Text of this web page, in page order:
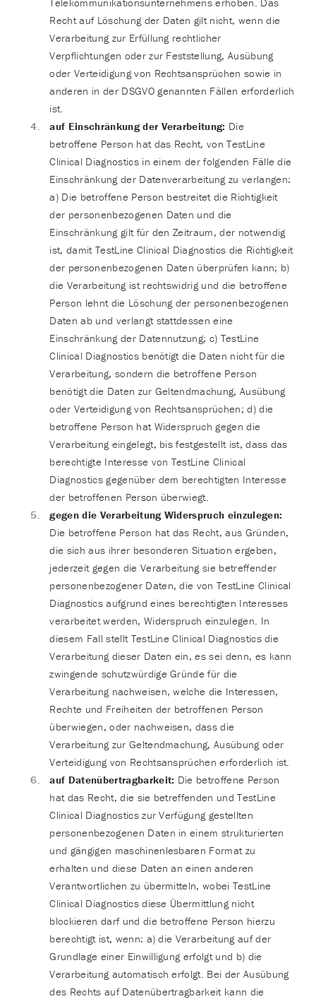
Recht auf Löschung der Daten gilt nicht, wenn die
Verarbeitung zur Erfüllung rechtlicher
Verpflichtungen oder zur Feststellung, Ausübung
oder Verteidigung von Rechtsansprüchen sowie in
anderen in der DSGVO genannten Fällen erforderlich
ist.
auf Einschränkung der Verarbeitung: Die
betroffene Person hat das Recht, von TestLine
Clinical Diagnostics in einem der folgenden Fälle die
Einschränkung der Datenverarbeitung zu verlangen:
a) Die betroffene Person bestreitet die Richtigkeit
der personenbezogenen Daten und die
Einschränkung gilt für den Zeitraum, der notwendig
ist, damit TestLine Clinical Diagnostics die Richtigkeit
der personenbezogenen Daten überprüfen kann; b)
die Verarbeitung ist rechtswidrig und die betroffene
Person lehnt die Löschung der personenbezogenen
Daten ab und verlangt stattdessen eine
Einschränkung der Datennutzung; c) TestLine
Clinical Diagnostics benötigt die Daten nicht für die
Verarbeitung, sondern die betroffene Person
benötigt die Daten zur Geltendmachung, Ausübung
oder Verteidigung von Rechtsansprüchen; d) die
betroffene Person hat Widerspruch gegen die
Verarbeitung eingelegt, bis festgestellt ist, dass das
berechtigte Interesse von TestLine Clinical
Diagnostics gegenüber dem berechtigten Interesse
der betroffenen Person überwiegt.
gegen die Verarbeitung Widerspruch einzulegen:
Die betroffene Person hat das Recht, aus Gründen,
die sich aus ihrer besonderen Situation ergeben,
jederzeit gegen die Verarbeitung sie betreffender
personenbezogener Daten, die von TestLine Clinical
Diagnostics aufgrund eines berechtigten Interesses
verarbeitet werden, Widerspruch einzulegen. In
diesem Fall stellt TestLine Clinical Diagnostics die
Verarbeitung dieser Daten ein, es sei denn, es kann
zwingende schutzwürdige Gründe für die
Verarbeitung nachweisen, welche die Interessen,
Rechte und Freiheiten der betroffenen Person
überwiegen, oder nachweisen, dass die
Verarbeitung zur Geltendmachung, Ausübung oder
Verteidigung von Rechtsansprüchen erforderlich ist.
auf Datenübertragbarkeit: Die betroffene Person
hat das Recht, die sie betreffenden und TestLine
Clinical Diagnostics zur Verfügung gestellten
personenbezogenen Daten in einem strukturierten
und gängigen maschinenlesbaren Format zu
erhalten und diese Daten an einen anderen
Verantwortlichen zu übermitteln, wobei TestLine
Clinical Diagnostics diese Übermittlung nicht
blockieren darf und die betroffene Person hierzu
berechtigt ist, wenn: a) die Verarbeitung auf der
Grundlage einer Einwilligung erfolgt und b) die
Verarbeitung automatisch erfolgt. Bei der Ausübung
des Rechts auf Datenübertragbarkeit kann die